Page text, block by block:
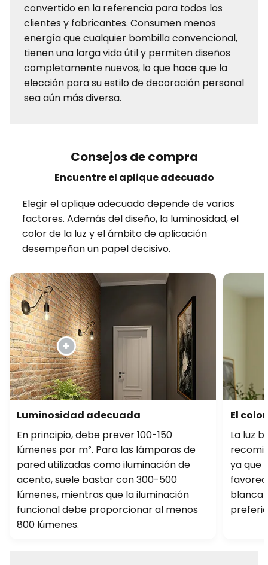
convertido en la referencia para todos los
clientes y fabricantes. Consumen menos
energía que cualquier bombilla convencional,
tienen una larga vida útil y permiten diseños
completamente nuevos, lo que hace que la
elección para su estilo de decoración personal
sea aún más diversa.
Consejos de compra
Encuentre el aplique adecuado
Elegir el aplique adecuado depende de varios
factores. Además del diseño, la luminosidad, el
color de la luz y el ámbito de aplicación
desempeñan un papel decisivo.
Luminosidad adecuada
En principio, debe prever 100-150
lúmenes por m². Para las lámparas de
pared utilizadas como iluminación de
acento, suele bastar con 300-500
lúmenes, mientras que la iluminación
funcional debe proporcionar al menos
800 lúmenes.
El
La luz
ya que
blanca